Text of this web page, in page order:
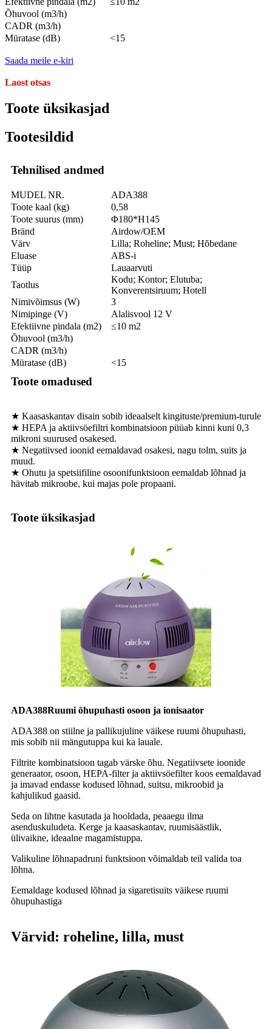
Õhuvool (m3/h)
CADR (m3/h)
Müratase (dB)
<15
Saada meile e-kiri
Laost otsas
Toote üksikasjad
Tootesildid
Tehnilised andmed
MUDEL NR.
ADA388
Toote kaal (kg)
0,58
Toote suurus (mm)
Φ180*H145
Bränd
Airdow/OEM
Värv
Lilla; Roheline; Must; Hõbedane
Eluase
ABS-i
Tüüp
Lauaarvuti
Taotlus
Kodu; Kontor; Elutuba;
Konverentsiruum; Hotell
Nimivõimsus (W)
3
Nimipinge (V)
Alalisvool 12 V
Efektiivne pindala (m2)
≤10 m2
Õhuvool (m3/h)
CADR (m3/h)
Müratase (dB)
<15
Toote omadused
★ Kaasaskantav disain sobib ideaalselt kingituste/premium-turule
★ HEPA ja aktiivsöefiltri kombinatsioon püüab kinni kuni 0,3
mikroni suurused osakesed.
★ Negatiivsed ioonid eemaldavad osakesi, nagu tolm, suits ja
muud.
★ Ohutu ja spetsiifiline osoonifunktsioon eemaldab lõhnad ja
hävitab mikroobe, kui majas pole propaani.
Toote üksikasjad
ADA388Ruumi õhupuhasti osoon ja ionisaator
ADA388 on stiilne ja pallikujuline väikese ruumi õhupuhasti,
mis sobib nii mängutuppa kui ka lauale.
Filtrite kombinatsioon tagab värske õhu. Negatiivsete ioonide
generaator, osoon, HEPA-filter ja aktiivsöefilter koos eemaldavad
ja imavad endasse kodused lõhnad, suitsu, mikroobid ja
kahjulikud gaasid.
Seda on lihtne kasutada ja hooldada, peaaegu ilma
asenduskuludeta. Kerge ja kaasaskantav, ruumisäästlik,
ülivaikne, ideaalne magamistuppa.
Valikuline lõhnapadruni funktsioon võimaldab teil valida toa
lõhna.
Eemaldage kodused lõhnad ja sigaretisuits väikese ruumi
õhupuhastiga
Värvid: roheline, lilla, must